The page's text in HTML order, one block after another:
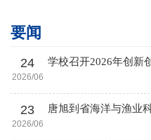
要闻
24
2026/06
学校召开2026年创新
23
2026/06
唐旭到省海洋与渔业